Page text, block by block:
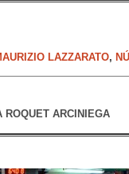
LAZZARATO,
ROQUET ARCINIEGA